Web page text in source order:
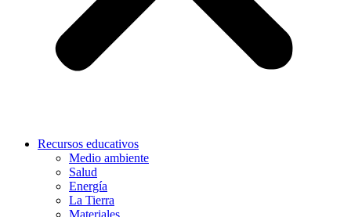
Recursos educativos
Medio ambiente
Salud
Energía
La Tierra
Materiales